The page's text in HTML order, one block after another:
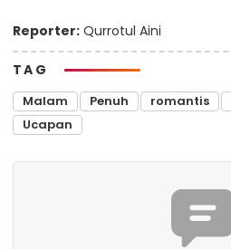
Reporter: Qurrotul Aini
TAG
Malam Penuh romantis
Ucapan